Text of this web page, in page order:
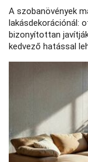
A szobanövények
lakásdekorációnál:
bizonyítottan
kedvező hatással